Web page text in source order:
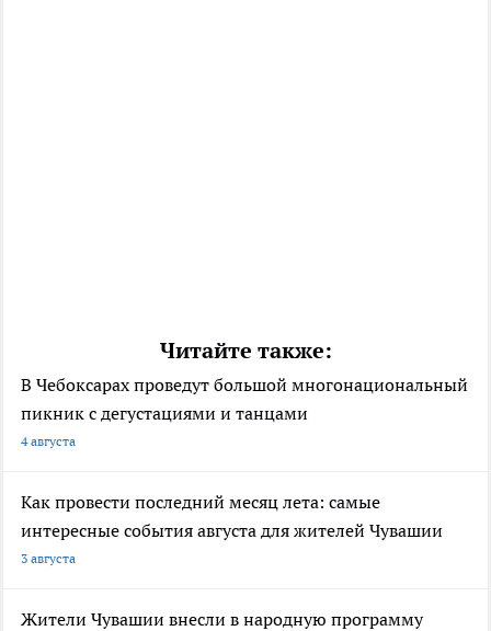
Читайте также:
В Чебоксарах проведут большой многонациональный
пикник с дегустациями и танцами
4 августа
Как провести последний месяц лета: самые
интересные события августа для жителей Чувашии
3 августа
Жители Чувашии внесли в народную программу